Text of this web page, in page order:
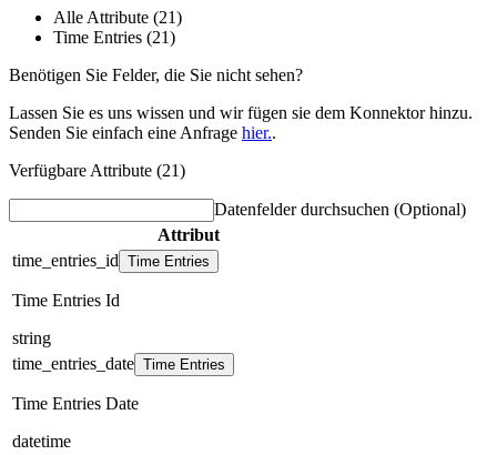
Alle Attribute (21)
Time Entries (21)
Benötigen Sie Felder, die Sie nicht sehen?
Lassen Sie es uns wissen und wir fügen sie dem Konnektor hinzu.
Senden Sie einfach eine Anfrage hier..
Verfügbare Attribute (21)
Datenfelder durchsuchen (Optional)
Attribut
time_entries_id Time Entries
Time Entries Id
string
time_entries_date Time Entries
Time Entries Date
datetime